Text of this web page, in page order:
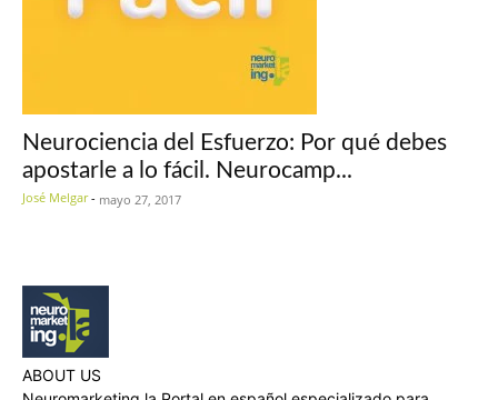
Neurociencia del Esfuerzo: Por qué debes
apostarle a lo fácil. Neurocamp...
José Melgar - mayo 27, 2017
ABOUT US